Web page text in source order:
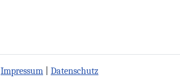
Impressum Datenschutz